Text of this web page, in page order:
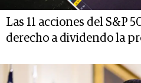
Las 11 acciones del S&P
derecho a dividendo la